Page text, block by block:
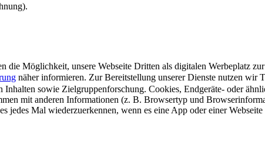
Möglichkeit, unsere Webseite Dritten als digitalen Werbeplatz
näher informieren. Zur Bereitstellung unserer Dienste nutzen wir
sowie Zielgruppenforschung. Cookies, Endgeräte- oder
mit anderen Informationen (z. B. Browsertyp und
jedes Mal wiederzuerkennen, wenn es eine App oder einer